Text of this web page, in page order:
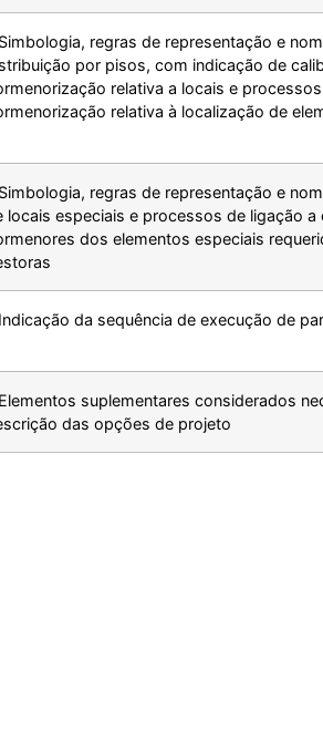
regras de representação e
por pisos, com indicação de
relativa a locais e
relativa à localização de
regras de representação e
locais especiais e processos de ligação
dos elementos especiais
da sequência de execução de
suplementares considerados
das opções de projeto